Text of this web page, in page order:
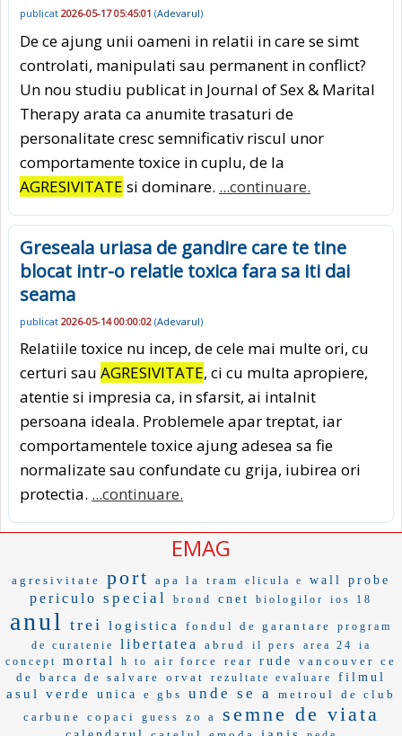
publicat 2026-05-17 05:45:01 (Adevarul)
De ce ajung unii oameni in relatii in care se simt
controlati, manipulati sau permanent in conflict?
Un nou studiu publicat in Journal of Sex & Marital
Therapy arata ca anumite trasaturi de
personalitate cresc semnificativ riscul unor
comportamente toxice in cuplu, de la
AGRESIVITATE si dominare. ...continuare.
Greseala uriasa de gandire care te tine
blocat intr-o relatie toxica fara sa iti dai
seama
publicat 2026-05-14 00:00:02 (Adevarul)
Relatiile toxice nu incep, de cele mai multe ori, cu
certuri sau AGRESIVITATE, ci cu multa apropiere,
atentie si impresia ca, in sfarsit, ai intalnit
persoana ideala. Problemele apar treptat, iar
comportamentele toxice ajung adesea sa fie
normalizate sau confundate cu grija, iubirea ori
protectia. ...continuare.
EMAG
agresivitate port apa la tram elicula e wall probe
periculo special brond cnet biologilor ios 18
anul trei logistica fondul de garantare
program
de curatenie
libertatea abrud il pers area 24
ia
concept
mortal h to air force rear rude vancouver ce
de
barca de salvare orvat rezultate evaluare filmul
asul verde unica e gbs unde se a metroul
de club
carbune
copaci guess zo a semne de viata